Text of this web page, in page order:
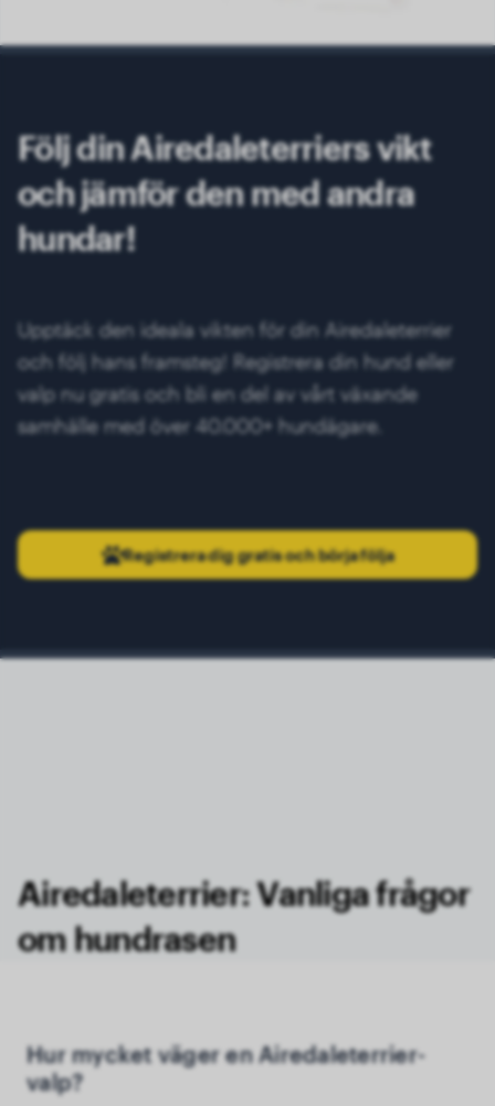
Följ din Airedaleterriers vikt
och jämför den med andra
hundar!
Upptäck den ideala vikten för din Airedaleterrier
och följ hans framsteg! Registrera din hund eller
valp nu gratis och bli en del av vårt växande
samhälle med över 40.000+ hundägare.
Registrera dig gratis och börja följa
Airedaleterrier: Vanliga frågor
om hundrasen
Hur mycket väger en Airedaleterrier-
valp?